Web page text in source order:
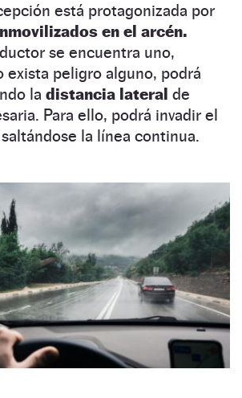
está protagonizada por
en el arcén.
se encuentra uno,
exista peligro alguno, podrá
la distancia lateral de
Para ello, podrá invadir el
la línea continua.